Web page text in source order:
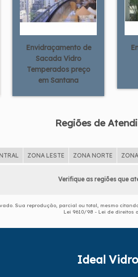
Envidraçamento de
Sacada Vidro
Temperados preço
em Santana
Regiões de
ZONA LESTE ZONA NORTE
Verifique as regiões que
Sua reprodução, parcial ou total, mesmo
Lei 9610/98 - Lei de direitos
Ideal